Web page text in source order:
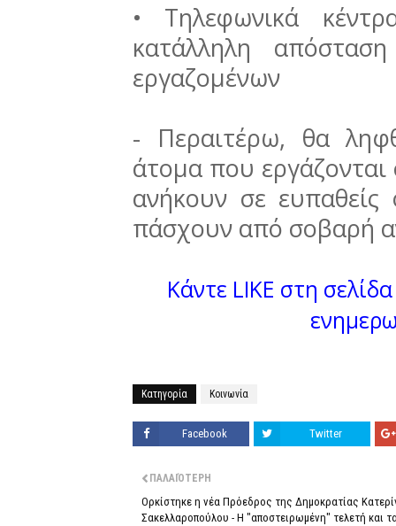
• Τηλεφωνικά
κατάλληλη
εργαζομένων
- Περαιτέρω, θα
άτομα που
ανήκουν σε
πάσχουν από σοβαρή
Κάντε LIKE στη
Κατηγορία Κοινωνία
Facebook Twitter
ΠΑΛΑΙΌΤΕΡΗ
Ορκίστηκε η νέα Πρόεδρος της Δημοκρατίας
Σακελλαροπούλου - Η "αποστειρωμένη" τελετή και